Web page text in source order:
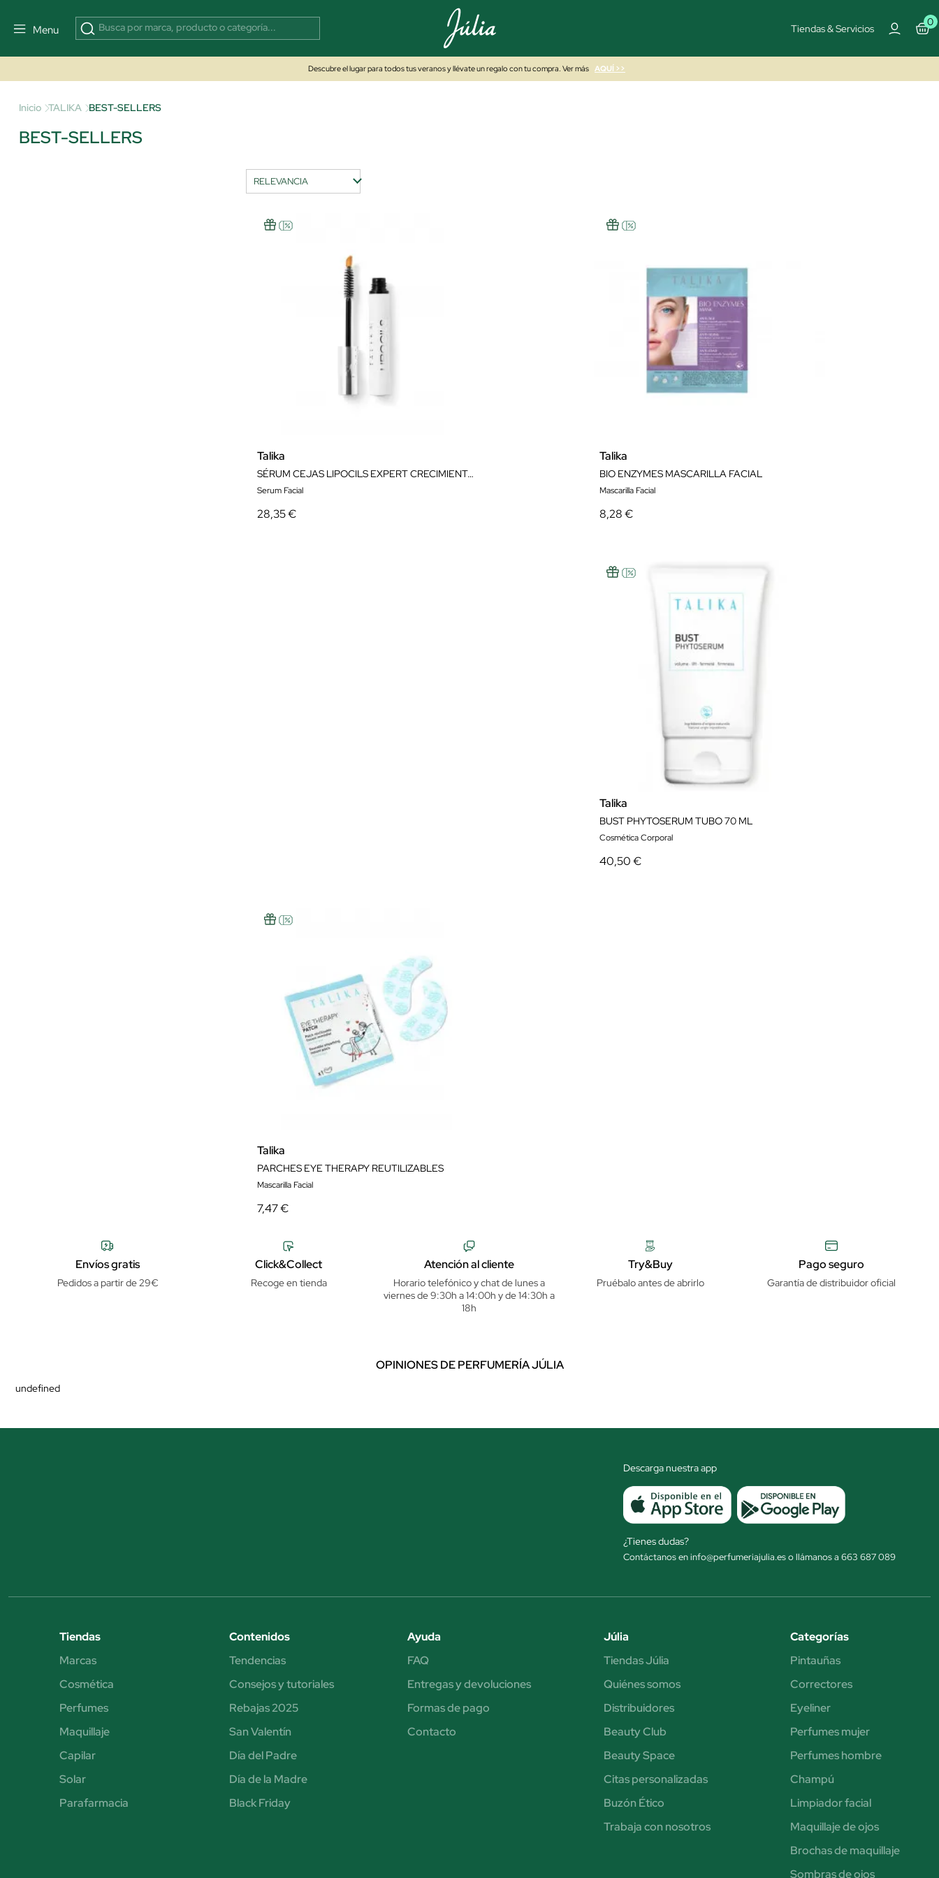
Menu Tiendas & Servicios
0
Descubre el lugar para todos tus veranos y llévate un regalo con tu compra. Ver más AQUÍ >>
Inicio TALIKA BEST-SELLERS
BEST-SELLERS
Talika
SÉRUM CEJAS LIPOCILS EXPERT CRECIMIENTO PIGMENTACIÓN CURVATURA
Serum Facial
28,35 €
Talika
BIO ENZYMES MASCARILLA FACIAL
Mascarilla Facial
8,28 €
Talika
BUST PHYTOSERUM TUBO 70 ML
Cosmética Corporal
40,50 €
Talika
PARCHES EYE THERAPY REUTILIZABLES
Mascarilla Facial
7,47 €
Envíos gratis
Pedidos a partir de 29€
Click&Collect
Recoge en tienda
Atención al cliente
Horario telefónico y chat de lunes a
viernes de 9:30h a 14:00h y de 14:30h a
18h
Try&Buy
Pruébalo antes de abrirlo
Pago seguro
Garantía de distribuidor oficial
OPINIONES DE PERFUMERÍA JÚLIA
undefined
Descarga nuestra app
¿Tienes dudas?
Contáctanos en info@perfumeriajulia.es o llámanos a 663 687 089
Tiendas
Marcas
Cosmética
Perfumes
Maquillaje
Capilar
Solar
Parafarmacia
Contenidos
Tendencias
Consejos y tutoriales
Rebajas 2025
San Valentín
Día del Padre
Día de la Madre
Black Friday
Ayuda
FAQ
Entregas y devoluciones
Formas de pago
Contacto
Júlia
Tiendas Júlia
Quiénes somos
Distribuidores
Beauty Club
Beauty Space
Citas personalizadas
Buzón Ético
Trabaja con nosotros
Categorías
Pintauñas
Correctores
Eyeliner
Perfumes mujer
Perfumes hombre
Champú
Limpiador facial
Maquillaje de ojos
Brochas de maquillaje
Sombras de ojos